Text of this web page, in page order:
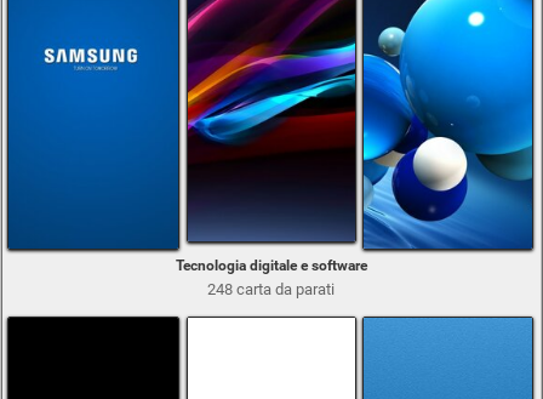
Tecnologia digitale e software
248 carta da parati